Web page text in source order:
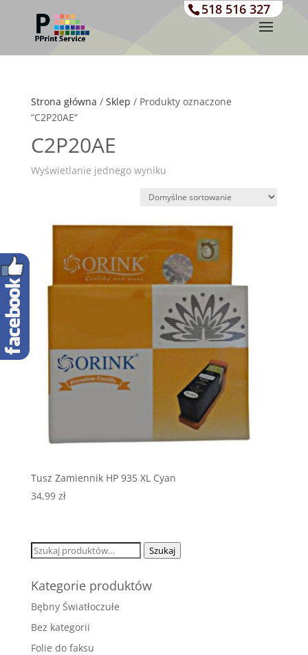
518 516 327
Strona główna / Sklep / Produkty oznaczone
“C2P20AE”
C2P20AE
Wyświetlanie jednego wyniku
Tusz Zamiennik HP 935 XL Cyan
34,99 zł
Szukaj: Szukaj
Kategorie produktów
Bębny Światłoczułe
Bez kategorii
Folie do faksu